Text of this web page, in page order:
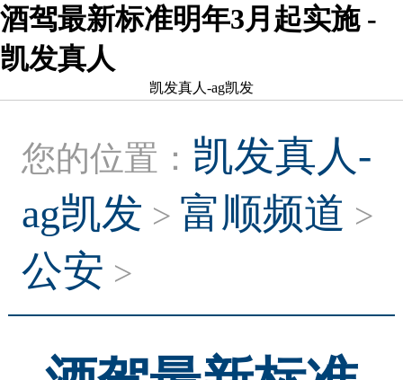
酒驾最新标准明年3月起实施 -
凯发真人
凯发真人-ag凯发
您的位置： 凯发真人-
ag凯发 > 富顺频道 >
公安 >